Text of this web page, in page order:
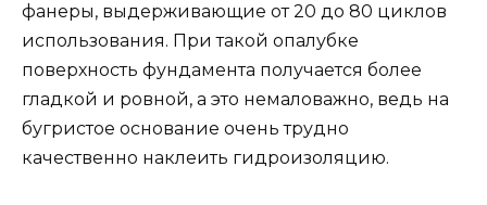
фанеры, выдерживающие от 20 до 80 циклов
использования. При такой опалубке
поверхность фундамента получается более
гладкой и ровной, а это немаловажно, ведь на
бугристое основание очень трудно
качественно наклеить гидроизоляцию.